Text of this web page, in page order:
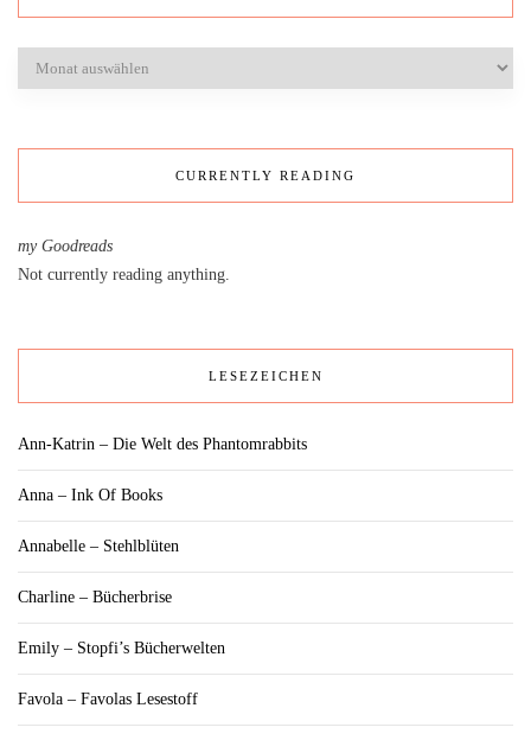
CURRENTLY READING
my Goodreads
Not currently reading anything.
LESEZEICHEN
Ann-Katrin – Die Welt des Phantomrabbits
Anna – Ink Of Books
Annabelle – Stehlblüten
Charline – Bücherbrise
Emily – Stopfi’s Bücherwelten
Favola – Favolas Lesestoff